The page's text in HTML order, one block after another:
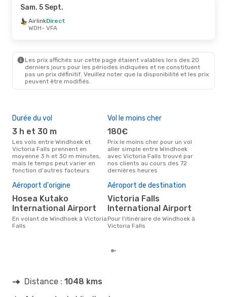
Airlink1 Escale
WDH- VFA
Airlink1 Escale
VFA- WDH
Sam. 26 Sept.- Dim. 27 Sept.
Airlink1 Escale
WDH- VFA
Airlink 1 Escale
VFA - WDH
Sam. 5 Sept.
AirlinkDirect
WDH- VFA
Les prix affichés sur cette page étaient valables lors des 20
derniers jours pour les périodes indiquées et ne constituent
pas un prix définitif. Veuillez noter que la disponibilité et les prix
peuvent être modifiés.
Durée du vol
3 h et 30 m
Les vols entre Windhoek et
Victoria Falls prennent en
moyenne 3 h et 30 m minutes,
mais le temps peut varier en
fonction d'autres facteurs
Vol le moins cher
180€
Prix le moins cher pour un vol
aller simple entre Windhoek
avec Victoria Falls trouvé par
nos clients au cours des 72
dernières heures
Aéroport d'origine
Hosea Kutako
International Airport
En volant de Windhoek à Victoria
Falls
Aéroport de destination
Victoria Falls
International Airport
Pour l'itinéraire de Windhoek à
Victoria Falls
Distance : 1048 kms